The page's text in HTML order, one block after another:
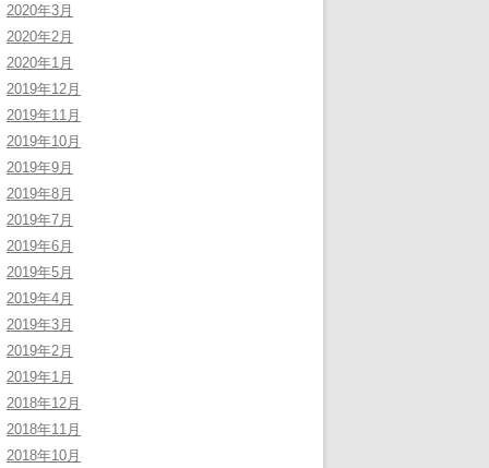
2020年3月
2020年2月
2020年1月
2019年12月
2019年11月
2019年10月
2019年9月
2019年8月
2019年7月
2019年6月
2019年5月
2019年4月
2019年3月
2019年2月
2019年1月
2018年12月
2018年11月
2018年10月